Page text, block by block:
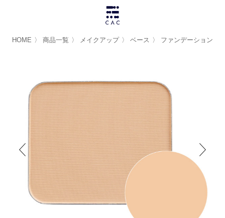
HOME 〉 商品一覧 〉 メイクアップ 〉 ベース 〉 ファンデーション